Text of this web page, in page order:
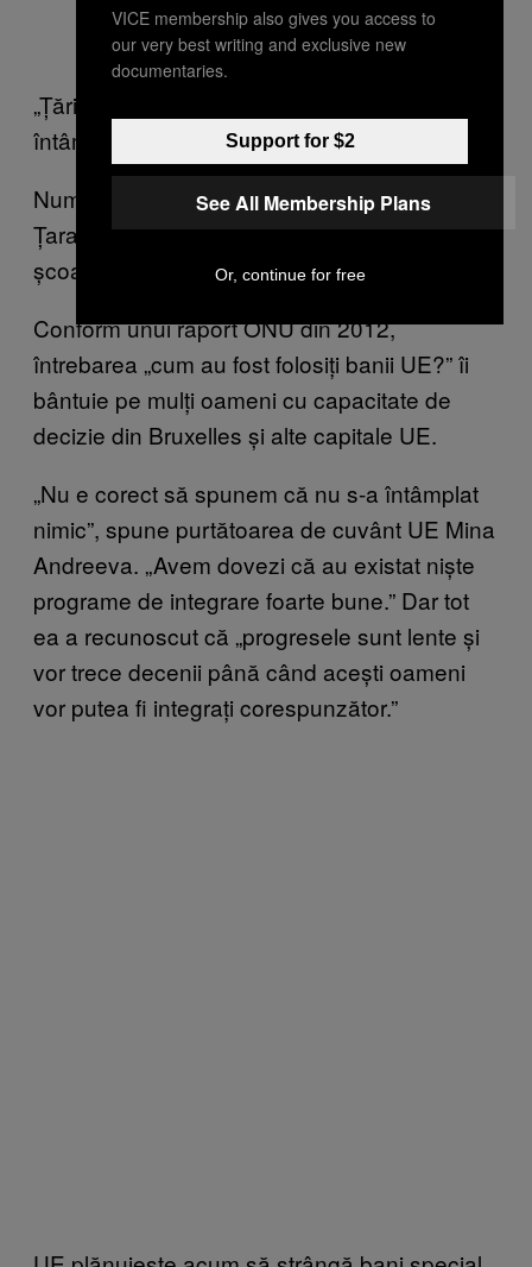
„Țările au luat banii, dar nu știu ce s-a
întâmplat cu ei și aș vrea să știu.”
Numai Germania merită laude, zice Cioabă.
Țara a ajutat emigranții romi și a trimis copiii la
școală.
Conform unui raport ONU din 2012,
întrebarea „cum au fost folosiți banii UE?” îi
bântuie pe mulți oameni cu capacitate de
decizie din Bruxelles și alte capitale UE.
„Nu e corect să spunem că nu s-a întâmplat
nimic”, spune purtătoarea de cuvânt UE Mina
Andreeva. „Avem dovezi că au existat niște
programe de integrare foarte bune.” Dar tot
ea a recunoscut că „progresele sunt lente și
vor trece decenii până când acești oameni
vor putea fi integrați corespunzător.”
VICE membership also gives you access to
our very best writing and exclusive new
documentaries.
Support for $2
See All Membership Plans
Or, continue for free